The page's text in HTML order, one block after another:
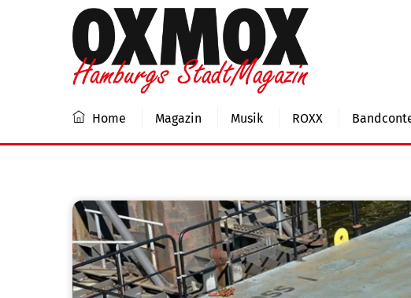
Home Magazin Musik ROXX